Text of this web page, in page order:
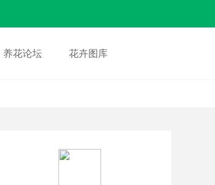
养花论坛 花卉图库